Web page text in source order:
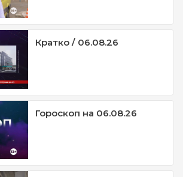
Кратко / 06.08.26
Гороскоп на 06.08.26